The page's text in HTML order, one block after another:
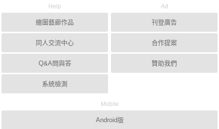
Help
繪圖藝廊作品
同人交流中心
Q&A問與答
系統檢測
Ad
刊登廣告
合作提案
贊助我們
Mobile
Android版